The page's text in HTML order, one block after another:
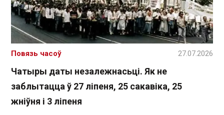
Чатыры даты незалежнасьці. Як не
заблытацца ў 27 ліпеня, 25 сакавіка, 25
жніўня і 3 ліпеня
Повязь часоў 27.07.2026